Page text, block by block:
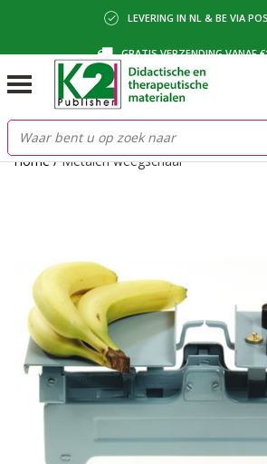
LEVERING IN NL & BE VIA
GRATIS VERZENDING VANAF
BETALING VIA IDEAL, BANCONTACT
Home/Metalen weegschaal